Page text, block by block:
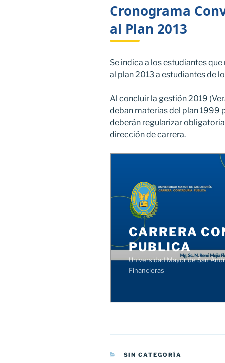
Cronograma
al Plan 2013
Se indica a los estudiantes
al plan 2013 a estudiantes de
Al concluir la gestión 2019
deban materias del plan 1999
deberán regularizar
dirección de carrera.
CATEGORÍAS
SIN CATEGORÍA